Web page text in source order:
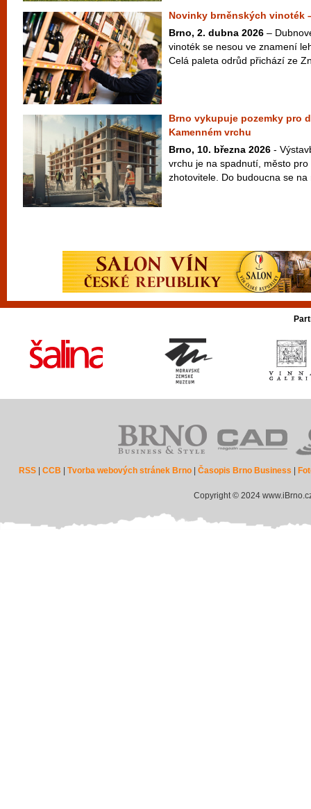
Novinky brněnských vinoték
Brno, 2. dubna 2026 –
vinoték se nesou ve znamení
Celá paleta odrůd přichází ze
Brno vykupuje pozemky pro
Kamenném vrchu
Brno, 10. března 2026 -
vrchu je na spadnutí, město
zhotovitele. Do budoucna se
RSS |CCB |Tvorba webových stránek Brno |Časopis Brno Business
Copyright © 2024